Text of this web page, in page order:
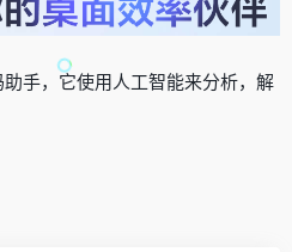
手，它使用人工智能来分析，解